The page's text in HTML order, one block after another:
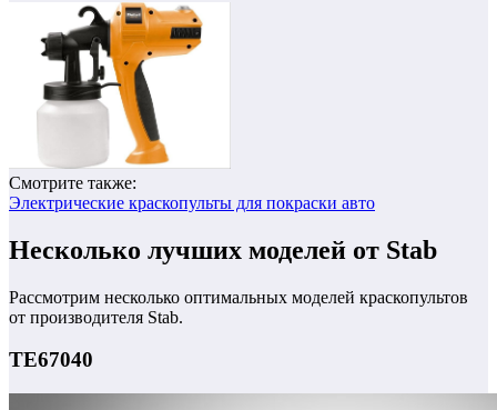
Смотрите также:
Электрические краскопульты для покраски авто
Несколько лучших моделей от Stab
Рассмотрим несколько оптимальных моделей краскопультов
от производителя Stab.
TE67040